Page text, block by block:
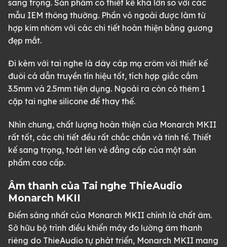
sang trọng. Sản phẩm có thiết kế khá lớn so với các
mẫu IEM thông thường. Phần vỏ ngoài được làm từ
hợp kim nhôm với các chi tiết hoàn thiện bằng gương
đẹp mắt.
Đi kèm với tai nghe là dây cáp mạ crôm với thiết kế
đuôi cá dẫn truyền tín hiệu tốt, tích hợp giắc cắm
3.5mm và 2.5mm tiện dụng. Ngoài ra còn có thêm 1
cặp tai nghe silicone để thay thế.
Nhìn chung, chất lượng hoàn thiện của Monarch MKII
rất tốt, các chi tiết đều rất chắc chắn và tinh tế. Thiết
kế sang trọng, toát lên vẻ đẳng cấp của một sản
phẩm cao cấp.
Âm thanh của Tai nghe ThieAudio
Monarch MKII
Điểm sáng nhất của Monarch MKII chính là chất âm.
Sở hữu bộ trình điều khiển máy đo lường âm thanh
riêng do ThieAudio tự phát triển, Monarch MKII mang